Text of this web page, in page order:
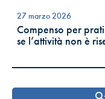
27 marzo 2026
Compenso per
se l’attività non è